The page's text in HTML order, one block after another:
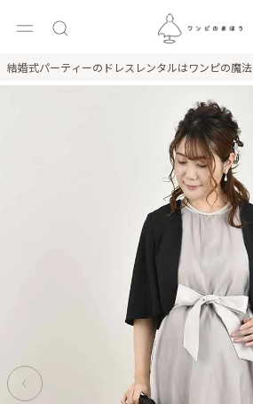
結婚式パーティーのドレスレンタルはワンピの魔法